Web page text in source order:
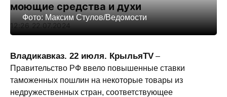
моющие средства и духи
12:26 22.07.2024
Фото: Максим Стулов/Ведомости
Владикавказ. 22 июля. КрыльяTV –
Правительство РФ ввело повышенные ставки
таможенных пошлин на некоторые товары из
недружественных стран, соответствующее